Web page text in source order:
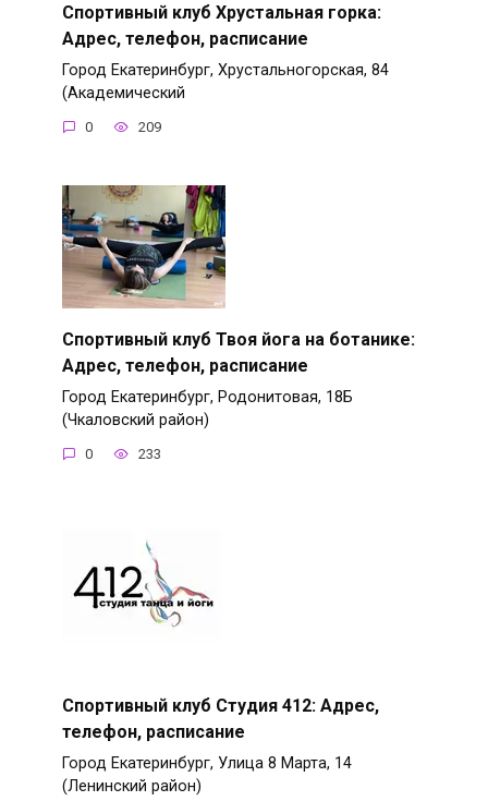
Спортивный клуб Хрустальная горка:
Адрес, телефон, расписание
Город Екатеринбург, Хрустальногорская, 84
(Академический
0 209
Спортивный клуб Твоя йога на ботанике:
Адрес, телефон, расписание
Город Екатеринбург, Родонитовая, 18Б
(Чкаловский район)
0 233
Спортивный клуб Студия 412: Адрес,
телефон, расписание
Город Екатеринбург, Улица 8 Марта, 14
(Ленинский район)